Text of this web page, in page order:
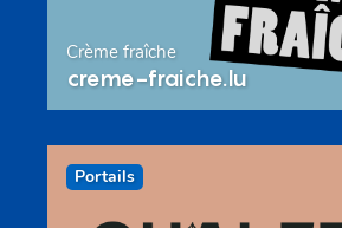
Crème fraîche
creme-fraiche.lu
Portails